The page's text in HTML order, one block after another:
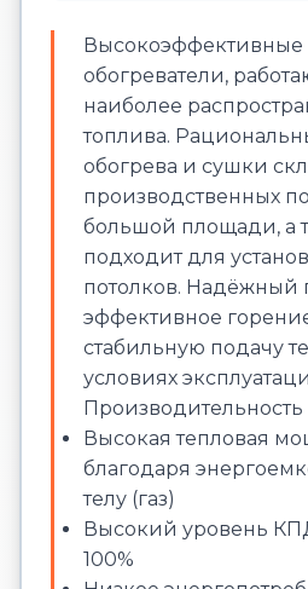
Высокоэффективные
обогреватели,
наиболее
топлива.
обогрева и сушки
производственных
большой площади, а
подходит для
потолков. Надёжный
эффективное
стабильную подачу
условиях
Производительность
Высокая тепловая
благодаря
телу (газ)
Высокий уровень
100%